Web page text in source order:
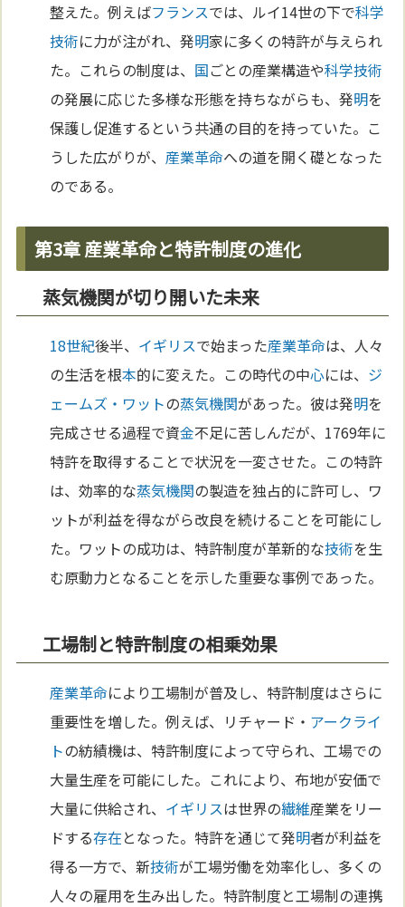
整えた。例えばフランスでは、ルイ14世の下で科学
技術に力が注がれ、発明家に多くの特許が与えられ
た。これらの制度は、 国ごとの産業構造や科学技術
の発展に応じた多様な形態を持ちながらも、発明を
保護し促進するという共通の目的を持っていた。こ
うした広がりが、産業革命への道を開く礎となった
のである。
第3章 産業革命と特許制度の進化
蒸気機関が切り開いた未来
18世紀後半、 イギリスで始まった産業革命は、人々
の生活を根本的に変えた。この時代の中心には、 ジ
ェームズ・ワットの蒸気機関があった。彼は発明を
完成させる過程で資金不足に苦しんだが、1769年に
特許を取得することで状況を一変させた。この特許
は、効率的な蒸気機関の製造を独占的に許可し、ワ
ットが利益を得ながら改良を続けることを可能にし
た。ワットの成功は、特許制度が革新的な技術を生
む原動力となることを示した重要な事例であった。
工場制と特許制度の相乗効果
産業革命により工場制が普及し、特許制度はさらに
重要性を増した。例えば、リチャード・ アークライ
トの紡績機は、特許制度によって守られ、工場での
大量生産を可能にした。これにより、布地が安価で
大量に供給され、 イギリスは世界の繊維産業をリー
ドする存在となった。特許を通じて発明者が利益を
得る一方で、新技術が工場労働を効率化し、多くの
人々の雇用を生み出した。特許制度と工場制の連携